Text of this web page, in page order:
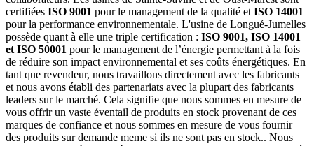
certifiées ISO 9001 pour le management de la qualité etISO 14001
pour la performance environnementale. L'usine de Longué-Jumelles
possède quant à elle une triple certification : ISO 9001, ISO 14001
et ISO 50001 pour le management de l’énergie permettant à la fois
de réduire son impact environnemental et ses coûts énergétiques. En
tant que revendeur, nous travaillons directement avec les fabricants
et nous avons établi des partenariats avec la plupart des fabricants
leaders sur le marché. Cela signifie que nous sommes en mesure de
vous offrir un vaste éventail de produits en stock provenant de ces
marques de confiance et nous sommes en mesure de vous fournir
des produits sur demande meme si ils ne sont pas en stock.. Nous